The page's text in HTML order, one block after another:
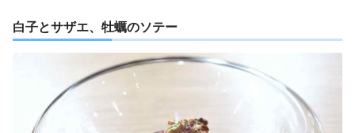
白子とサザエ、牡蠣のソテー